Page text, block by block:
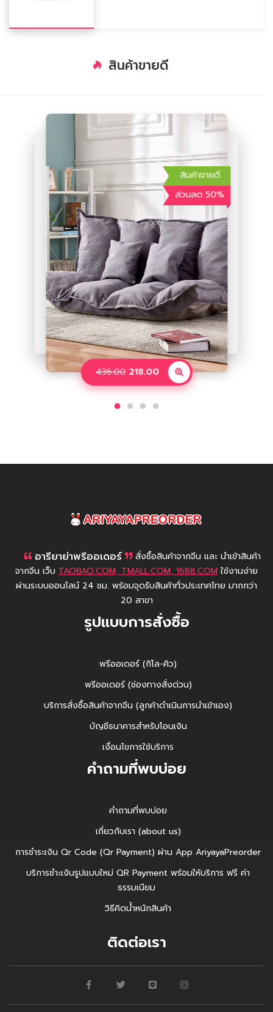
สินค้าขายดี
สินค้าขายดี
ส่วนลด 47%
21.78
11.54
สินค้าขายดี
ส่วนลด 50%
436.00 218.00
สินค้าขายดี
25.80
สินค้าขายดี
ส่วนลด 37%
3.00
1.90
AriyayaPreorder
อารียาย่าพรีออเดอร์
สั่งซื้อสินค้าจากจีน และ นำเข้าสินค้า
จากจีน เว็บ TAOBAO.COM, TMALL.COM, 1688.COMใช้งานง่าย
ผ่านระบบออนไลน์ 24 ชม. พร้อมจุดรับสินค้าทั่วประเทศไทย มากกว่า
20 สาขา
รูปแบบการสั่งซื้อ
พรีออเดอร์ (กิโล-คิว)
พรีออเดอร์ (ช่องทางสั่งด่วน)
บริการสั่งซื้อสินค้าจากจีน (ลูกค้าดำเนินการนำเข้าเอง)
บัญชีธนาคารสำหรับโอนเงิน
เงื่อนไขการใช้บริการ
คำถามที่พบบ่อย
คำถามที่พบบ่อย
เกี่ยวกับเรา (about us)
การชำระเงิน Qr Code (Qr Payment) ผ่าน App AriyayaPreorder
บริการชำะเงินรูปแบบใหม่ QR Payment พร้อมให้บริการ ฟรี ค่า
ธรรมเนียม
วิธีคิดน้ำหนักสินค้า
ติดต่อเรา